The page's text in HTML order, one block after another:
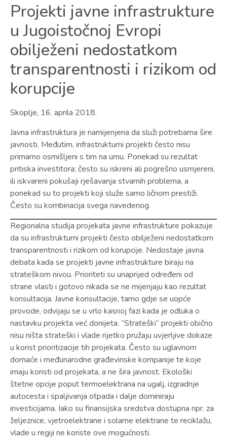
Projekti javne infrastrukture
u Jugoistočnoj Evropi
obilježeni nedostatkom
transparentnosti i rizikom od
korupcije
Skoplje, 16. aprila 2018.
Javna infrastruktura je namijenjena da služi potrebama šire
javnosti. Međutim, infrastrukturni projekti često nisu
primarno osmišljeni s tim na umu. Ponekad su rezultat
pritiska investitora; često su iskreni ali pogrešno usmjereni,
ili iskvareni pokušaji rješavanja stvarnih problema, a
ponekad su to projekti koji služe samo ličnom prestiži.
Često su kombinacija svega navedenog.
Regionalna studija projekata javne infrastrukture pokazuje
da su infrastrukturni projekti često obilježeni nedostatkom
transparentnosti i rizikom od korupcije. Nedostaje javna
debata kada se projekti javne infrastrukture biraju na
strateškom nivou. Prioriteti su unaprijed određeni od
strane vlasti i gotovo nikada se ne mijenjaju kao rezultat
konsultacija. Javne konsultacije, tamo gdje se uopće
provode, odvijaju se u vrlo kasnoj fazi kada je odluka o
nastavku projekta već donijeta. “Strateški” projekti obično
nisu ništa strateški i vlade rijetko pružaju uvjerljive dokaze
u korist prioritizacije tih projekata. Često su uglavnom
domaće i međunarodne građevinske kompanije te koje
imaju koristi od projekata, a ne šira javnost. Ekološki
štetne opcije poput termoelektrana na ugalj, izgradnje
autocesta i spaljivanja otpada i dalje dominiraju
investicijama. Iako su finansijska sredstva dostupna npr. za
željeznice, vjetroelektrane i solarne elektrane te reciklažu,
vlade u regiji ne koriste ove mogućnosti.